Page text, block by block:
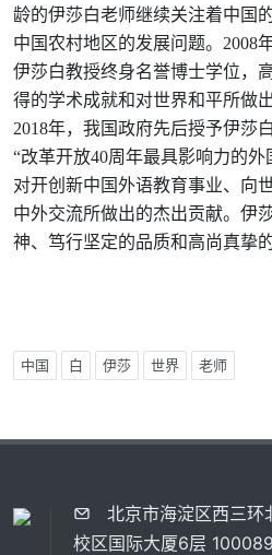
龄的伊莎白老师继续关注着中国
中国农村地区的发展问题。2008
伊莎白教授终身名誉博士学位，
得的学术成就和对世界和平所做
2018年，我国政府先后授予伊莎
“改革开放40周年最具影响力的
对开创新中国外语教育事业、向
中外交流所做出的杰出贡献。伊
神、笃行坚定的品质和高尚真挚
中国 白 伊莎 世界 老师
北京市海淀区西三环
校区国际大厦6层 100089